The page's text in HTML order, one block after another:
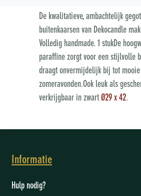
De kwalitatieve, ambachtelijk
buitenkaarsen van Dekocandle
Volledig handmade. 1 stukDe
paraffine zorgt voor een stijlvolle
draagt onvermijdelijk bij tot mooie
zomeravonden.Ook leuk als
verkrijgbaar in zwart Ø29 x 42.
Informatie
Hulp nodig?